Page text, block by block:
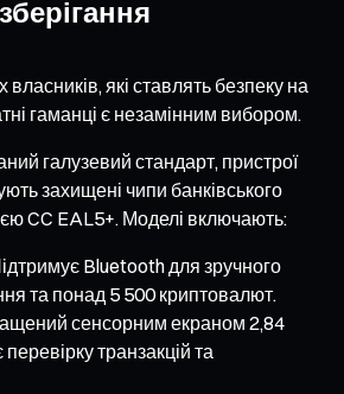
які ставлять безпеку на
гаманці є незамінним вибором.
галузевий стандарт, пристрої
захищені чипи банківського
CC EAL5+. Моделі включають:
Bluetooth для зручного
та понад 5 500 криптовалют.
сенсорним екраном 2,84
транзакцій та